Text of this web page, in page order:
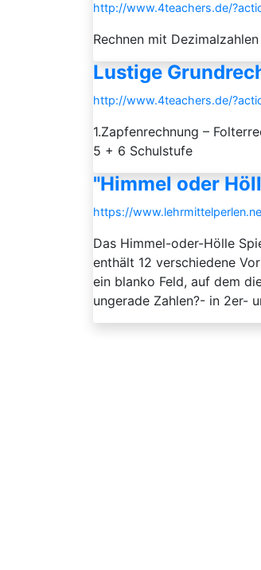
http://www.4teachers.de/
Rechnen mit
Lustige
http://www.4teachers.de/
1.Zapfenrechnung –
5 + 6 Schulstufe
"Himmel oder
https://
Das Himmel-oder-Hölle
enthält 12 verschiedene
ein blanko Feld, auf dem
ungerade Zahlen?- in 2er-